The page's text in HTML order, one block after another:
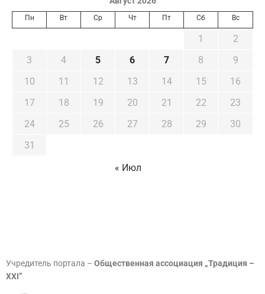
Пн Вт Ср Чт Пт Сб Вс
1
2
3
4 5 6 7 8
9
10
11 12 13 14 15
16
17
18 19 20 21 22
23
24
25 26 27 28 29
30
31
« Июл
Учредитель портала – Общественная ассоциация „Традиция –
XXI”